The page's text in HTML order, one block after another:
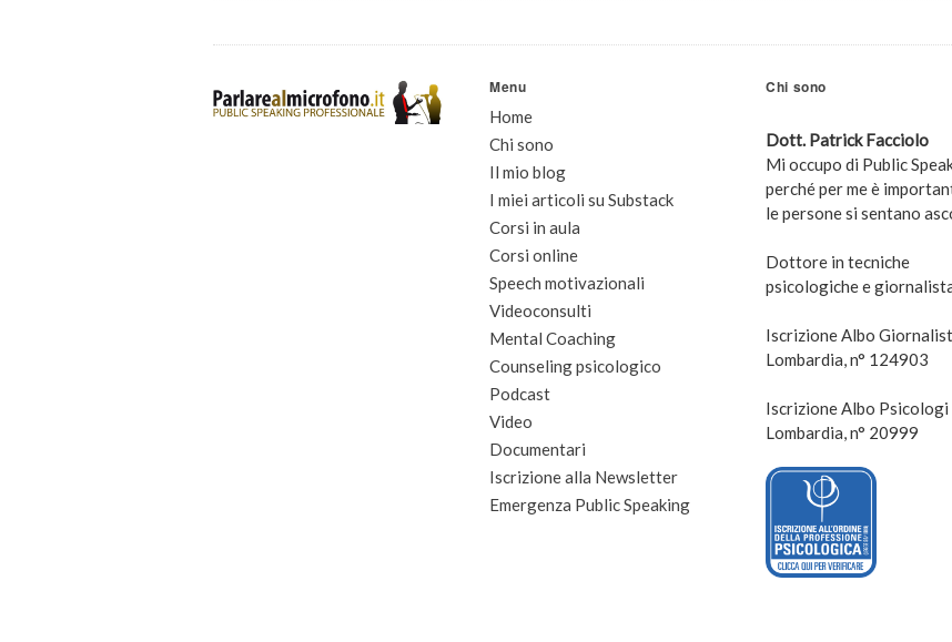
Menu
Home
Chi sono
Il mio blog
I miei articoli su Substack
Corsi in aula
Corsi online
Speech motivazionali
Videoconsulti
Mental Coaching
Counseling psicologico
Podcast
Video
Documentari
Iscrizione alla Newsletter
Emergenza Public Speaking
Chi sono
Dott. Patrick Facciolo
Mi occupo di Public
perché per me è
le persone si sentano
Dottore in tecniche
psicologiche e
Iscrizione Albo
Lombardia, n° 124903
Iscrizione Albo Psicologi
Lombardia, n° 20999